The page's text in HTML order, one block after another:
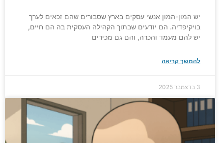
יש המון-המון אנשי עסקים בארץ שסבורים שהם זכאים לערך
בויקיפדיה. הם יודעים שבתוך הקהילה העסקית בה הם חיים,
יש להם מעמד והכרה, והם גם מכירים
להמשך קריאה
3 בדצמבר 2025